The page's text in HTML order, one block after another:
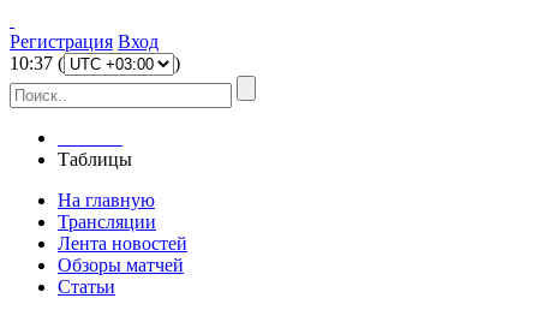
Регистрация Вход
10:37 ( )
Таблицы
На главную
Трансляции
Лента новостей
Обзоры матчей
Статьи